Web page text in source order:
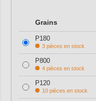
Grains
P180
3 pièces en stock
P800
4 pièces en stock
P120
10 pièces en stock